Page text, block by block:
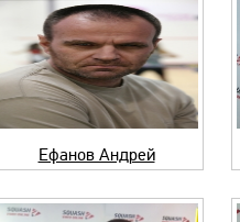
Ефанов Андрей